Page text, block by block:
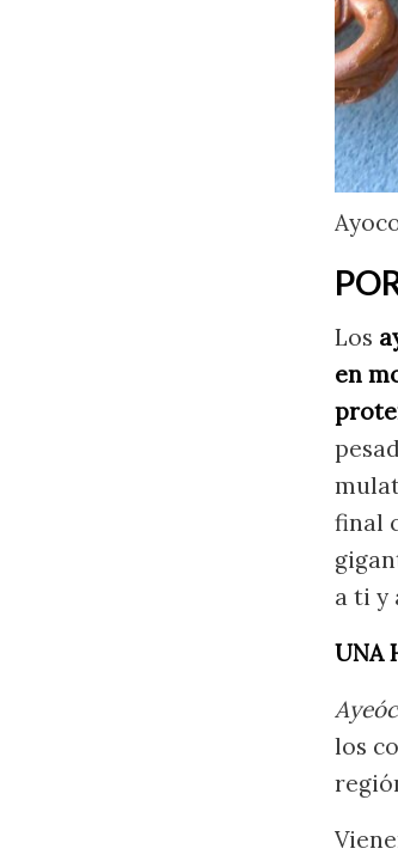
Los
en
final
a ti y
UNA
los